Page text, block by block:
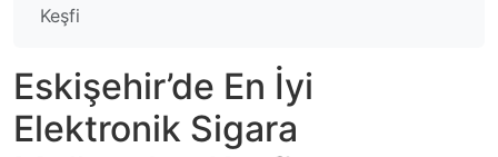
Keşfi
Eskişehir’de En İyi
Elektronik Sigara